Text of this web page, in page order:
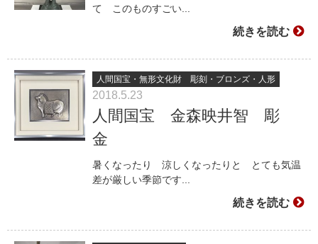
て このものすごい...
続きを読む
人間国宝・無形文化財 彫刻・ブロンズ・人形
2018.5.23
人間国宝 金森映井智 彫
金
暑くなったり 涼しくなったりと とても気温
差が厳しい季節です...
続きを読む